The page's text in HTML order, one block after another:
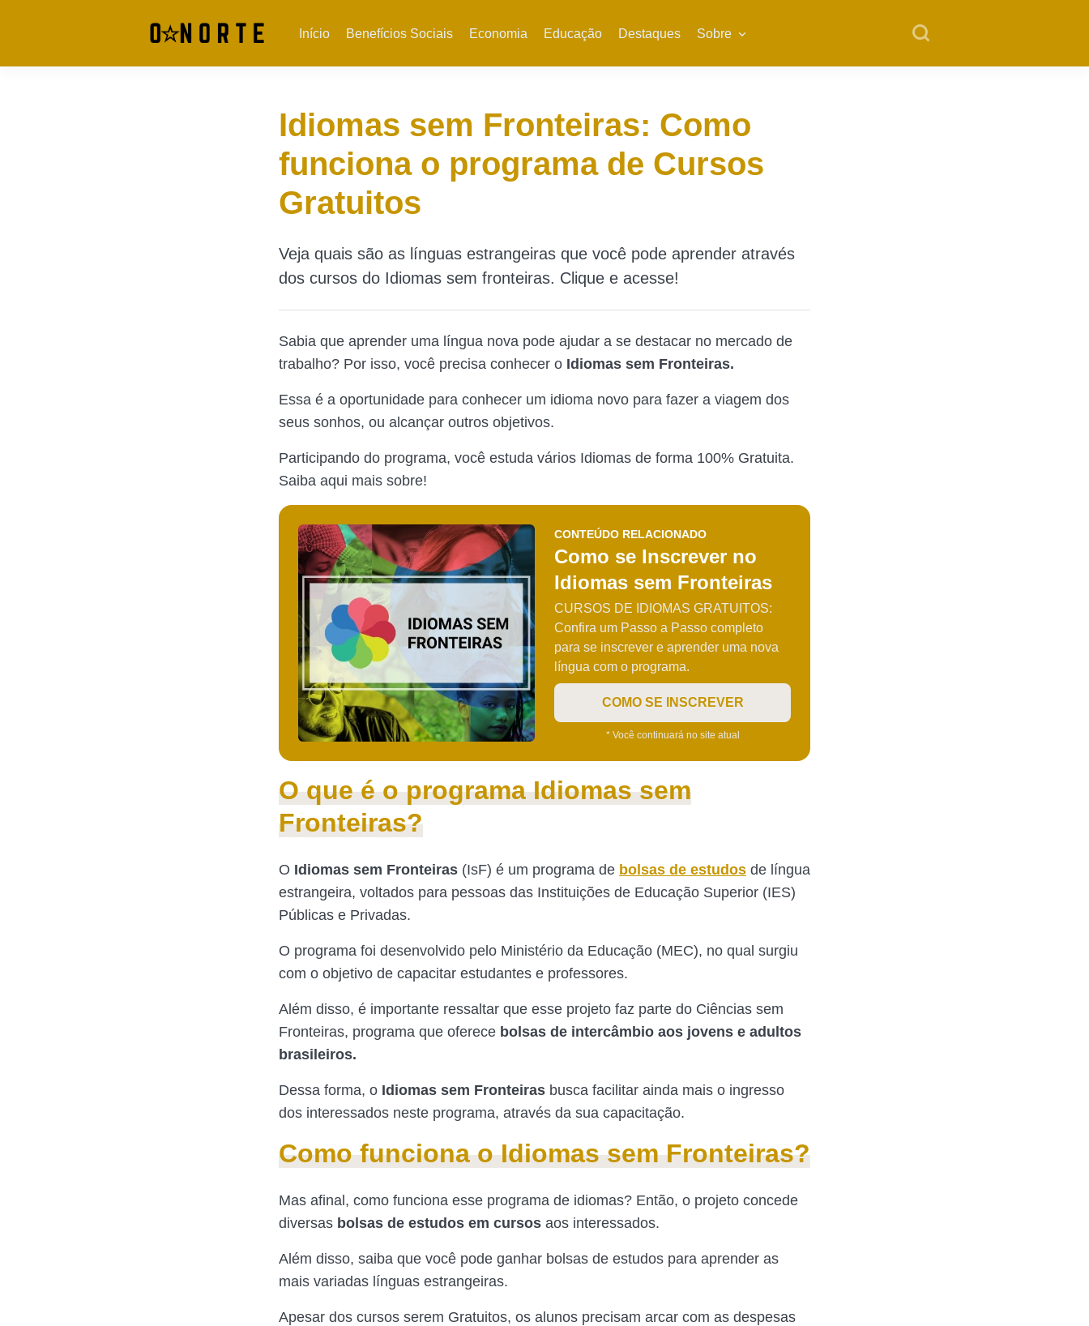
Início Benefícios Sociais Economia Educação Destaques Sobre
Idiomas sem Fronteiras: Como
funciona o programa de Cursos
Gratuitos
Veja quais são as línguas estrangeiras que você pode aprender através
dos cursos do Idiomas sem fronteiras. Clique e acesse!
Sabia que aprender uma língua nova pode ajudar a se destacar no mercado de
trabalho? Por isso, você precisa conhecer o Idiomas sem Fronteiras.
Essa é a oportunidade para conhecer um idioma novo para fazer a viagem dos
seus sonhos, ou alcançar outros objetivos.
Participando do programa, você estuda vários Idiomas de forma 100% Gratuita.
Saiba aqui mais sobre!
CONTEÚDO RELACIONADO
Como se Inscrever no
Idiomas sem Fronteiras
CURSOS DE IDIOMAS GRATUITOS:
Confira um Passo a Passo completo
para se inscrever e aprender uma nova
língua com o programa.
COMO SE INSCREVER
* Você continuará no site atual
O que é o programa Idiomas sem
Fronteiras?
O Idiomas sem Fronteiras (IsF) é um programa de bolsas de estudos de língua
estrangeira, voltados para pessoas das Instituições de Educação Superior (IES)
Públicas e Privadas.
O programa foi desenvolvido pelo Ministério da Educação (MEC), no qual surgiu
com o objetivo de capacitar estudantes e professores.
Além disso, é importante ressaltar que esse projeto faz parte do Ciências sem
Fronteiras, programa que oferece bolsas de intercâmbio aos jovens e adultos
brasileiros.
Dessa forma, o Idiomas sem Fronteiras busca facilitar ainda mais o ingresso
dos interessados neste programa, através da sua capacitação.
Como funciona o Idiomas sem Fronteiras?
Mas afinal, como funciona esse programa de idiomas? Então, o projeto concede
diversas bolsas de estudos em cursos aos interessados.
Além disso, saiba que você pode ganhar bolsas de estudos para aprender as
mais variadas línguas estrangeiras.
Apesar dos cursos serem Gratuitos, os alunos precisam arcar com as despesas